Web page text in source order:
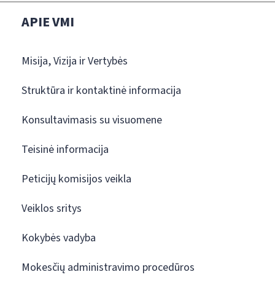
APIE VMI
Misija, Vizija ir Vertybės
Struktūra ir kontaktinė informacija
Konsultavimasis su visuomene
Teisinė informacija
Peticijų komisijos veikla
Veiklos sritys
Kokybės vadyba
Mokesčių administravimo procedūros